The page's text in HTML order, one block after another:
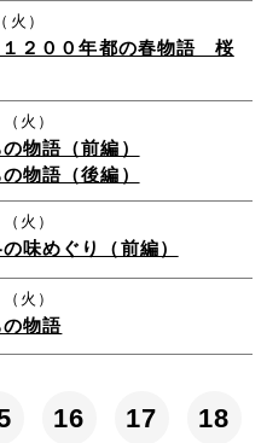
）
１２００年都の春物語 桜
火）
物語（前編）
物語（後編）
火）
味めぐり（前編）
火）
物語
16 17
18